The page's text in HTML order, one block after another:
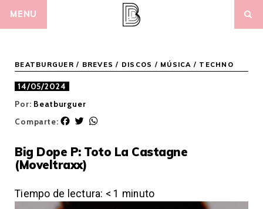
MENU
BEATBURGUER / BREVES / DISCOS / MÚSICA / TECHNO
14/05/2024
Por: Beatburguer
Comparte:
F
e
b
o
k
T
t
t
r
t
p
p
Big Dope P: Toto La Castagne
(Moveltraxx)
Tiempo de lectura: < 1 minuto